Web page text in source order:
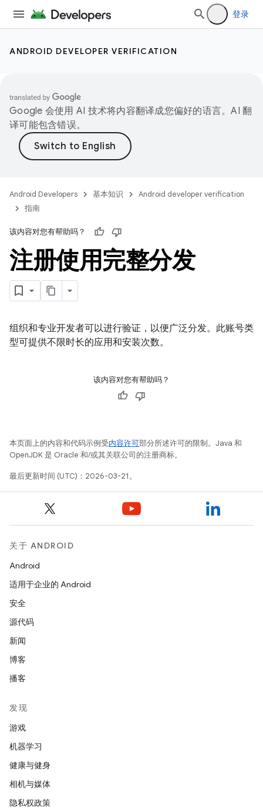
登录
ANDROID DEVELOPER VERIFICATION
Google 会使用 AI 技术将内容翻译成您偏好的语言。AI 翻
译可能包含错误。
Android Developers 基本知识
Android developer verification
指南
该内容对您有帮助吗？
注册使用完整分发
组织和专业开发者可以进行验证，以便广泛分发。此账号类
型可提供不限时长的应用和安装次数。
该内容对您有帮助吗？
本页面上的内容和代码示例受内容许可部分所述许可的限制。Java 和
OpenJDK 是 Oracle 和/或其关联公司的注册商标。
最后更新时间 (UTC)：2026-03-21。
关于 ANDROID
Android
适用于企业的 Android
安全
源代码
新闻
博客
播客
发现
游戏
机器学习
健康与健身
相机与媒体
隐私权政策